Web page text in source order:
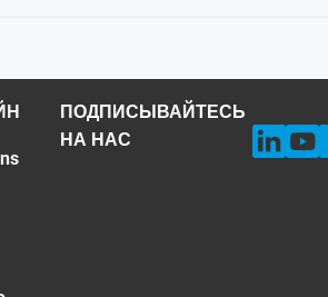
ПОДПИСЫВАЙТЕСЬ
НА НАС